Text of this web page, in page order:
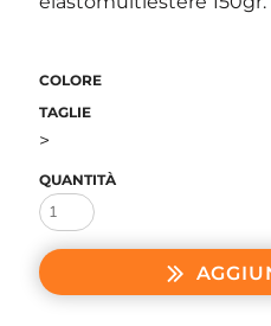
COLORE
TAGLIE
>
QUANTITÀ